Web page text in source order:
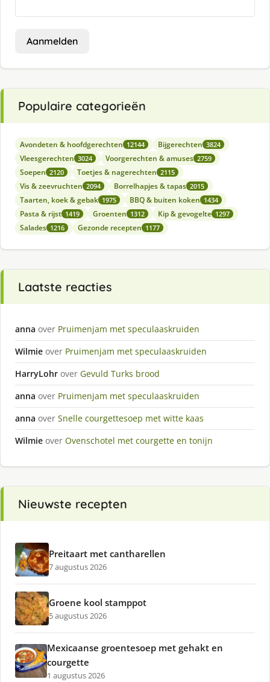
Aanmelden
Populaire categorieën
Avondeten & hoofdgerechten 12144 Bijgerechten 3824
Vleesgerechten 3024 Voorgerechten & amuses 2759
Soepen 2120 Toetjes & nagerechten 2115
Vis & zeevruchten 2094 Borrelhapjes & tapas 2015
Taarten, koek & gebak 1975 BBQ & buiten koken 1434
Pasta & rijst 1419 Groenten 1312 Kip & gevogelte 1297
Salades 1216 Gezonde recepten 1177
Laatste reacties
anna over Pruimenjam met speculaaskruiden
Wilmie over Pruimenjam met speculaaskruiden
HarryLohr over Gevuld Turks brood
anna over Pruimenjam met speculaaskruiden
anna over Snelle courgettesoep met witte kaas
Wilmie over Ovenschotel met courgette en tonijn
Nieuwste recepten
Preitaart met cantharellen
7 augustus 2026
Groene kool stamppot
5 augustus 2026
Mexicaanse groentesoep met gehakt en
courgette
1 augustus 2026